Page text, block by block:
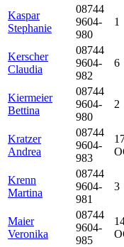
Kaspar
Stephanie
08744
9604-
980
1
Kerscher
Claudia
08744
9604-
982
6
Kiermeier
Bettina
08744
9604-
980
2
Kratzer
Andrea
08744
9604-
983
Krenn
Martina
08744
9604-
981
3
Maier
Veronika
08744
9604-
985